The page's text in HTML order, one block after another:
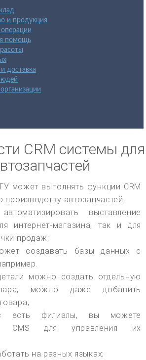
и продукция
помощь
доставка
CRM системы для
может выполнять функции CRM
производству автозапчастей;
выставление
интернет-магазина, так и для
продаж;
создавать базы данных с
можно создать отдельную
можно даже добавить
есть филиалы, вы можете
CMS для управления их
на разных языках;